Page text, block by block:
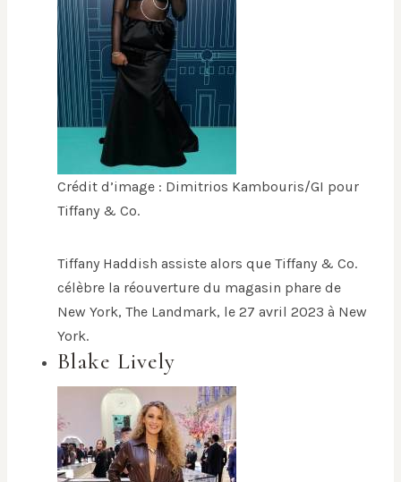
Crédit d’image : Dimitrios Kambouris/GI pour
Tiffany & Co.
Tiffany Haddish assiste alors que Tiffany & Co.
célèbre la réouverture du magasin phare de
New York, The Landmark, le 27 avril 2023 à New
York.
Blake Lively